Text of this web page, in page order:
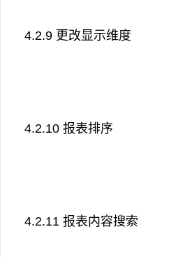
4.2.9 更改显示维度
4.2.10 报表排序
4.2.11 报表内容搜索